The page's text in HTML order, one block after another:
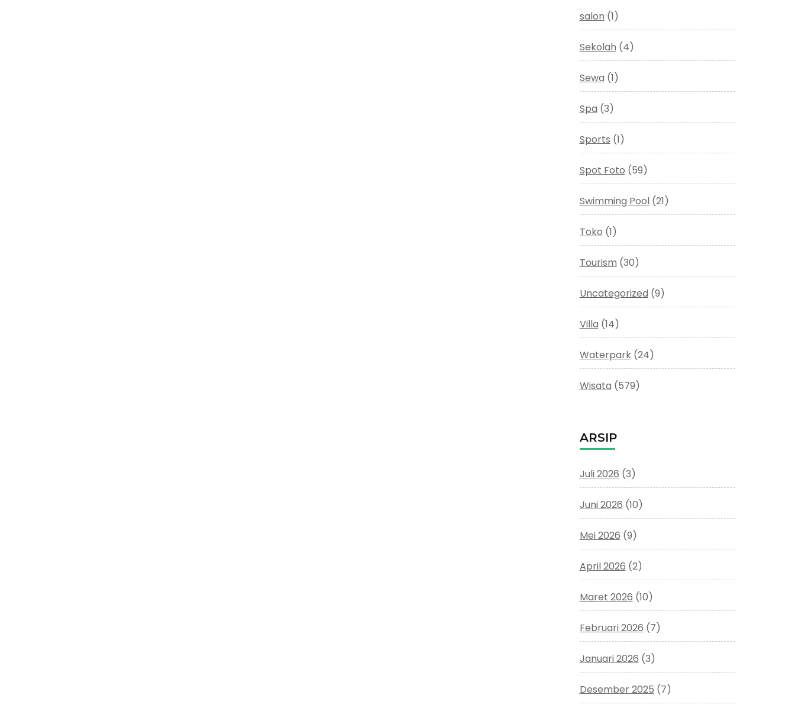
salon (1)
Sekolah (4)
Sewa (1)
Spa (3)
Sports (1)
Spot Foto (59)
Swimming Pool(21)
Toko (1)
Tourism (30)
Uncategorized (9)
Villa (14)
Waterpark(24)
Wisata (579)
ARSIP
Juli 2026 (3)
Juni 2026 (10)
Mei 2026 (9)
April 2026 (2)
Maret 2026 (10)
Februari 2026 (7)
Januari 2026 (3)
Desember 2025 (7)